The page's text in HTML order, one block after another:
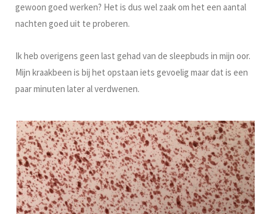
gewoon goed werken? Het is dus wel zaak om het een aantal
nachten goed uit te proberen.
Ik heb overigens geen last gehad van de sleepbuds in mijn oor.
Mijn kraakbeen is bij het opstaan iets gevoelig maar dat is een
paar minuten later al verdwenen.